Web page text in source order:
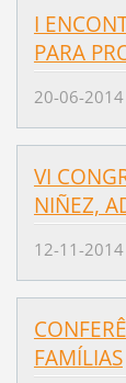
I
PARA
20-06-
VI
NIÑEZ,
12-11-
FAMÍLIAS